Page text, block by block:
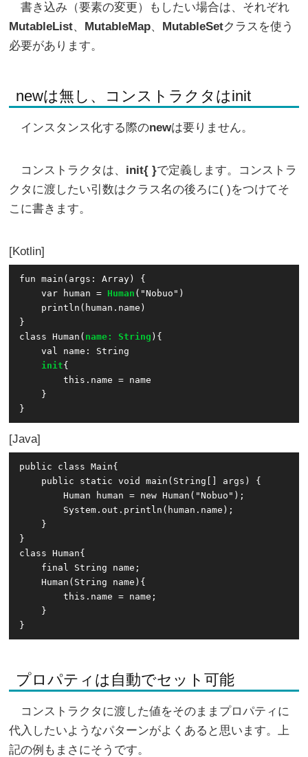
書き込み（要素の変更）もしたい場合は、それぞれ
MutableList、 MutableMap、 MutableSetクラスを使う
必要があります。
newは無し、コンストラクタはinit
インスタンス化する際のnewは要りません。
コンストラクタは、 init{ }で定義します。コンストラ
クタに渡したい引数はクラス名の後ろに( )をつけてそ
こに書きます。
Kotlin
fun main(args: Array) {
    var human =
Human ("Nobuo")
    println(human.name)
}
class Human( name: String ){
    val name: String
init{
        this.name = name
    }
Java
public class Main{
    public static void main(String[] args) {
        Human human = new Human("Nobuo");
    }
}
class Human{
    final String name;
    Human(String name){
        this.name = name;
    }
}
プロパティは自動でセット可能
コンストラクタに渡した値をそのままプロパティに
代入したいようなパターンがよくあると思います。上
記の例もまさにそうです。